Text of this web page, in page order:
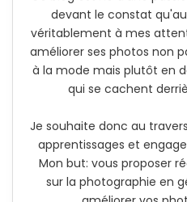
devant le constat
véritablement à mes
améliorer ses photos non
à la mode mais plutôt en
qui se cachent
Je souhaite donc au
apprentissages et
Mon but: vous proposer
sur la photographie en